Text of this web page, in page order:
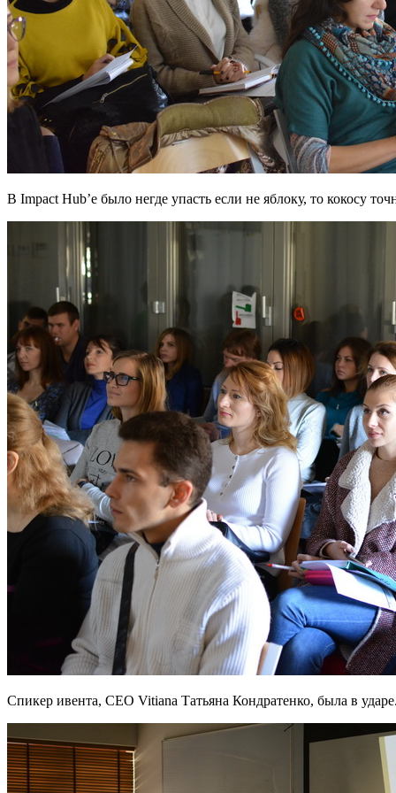
В Impact Hub’е было негде упасть если не яблоку, то кокосу
Спикер ивента, CEO Vitiana Татьяна Кондратенко, была в